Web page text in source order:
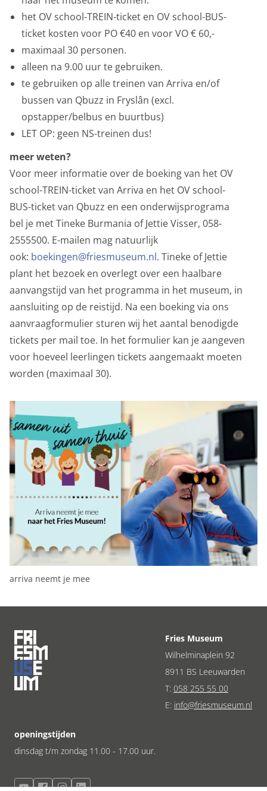
het OV school-TREIN-ticket en OV school-BUS-
ticket kosten voor PO €40 en voor VO € 60,-
maximaal 30 personen.
alleen na 9.00 uur te gebruiken.
te gebruiken op alle treinen van Arriva en/of
bussen van Qbuzz in Fryslân (excl.
opstapper/belbus en buurtbus)
LET OP: geen NS-treinen dus!
meer weten?
Voor meer informatie over de boeking van het OV
school-TREIN-ticket van Arriva en het OV school-
BUS-ticket van Qbuzz en een onderwijsprograma
bel je met Tineke Burmania of Jettie Visser, 058-
2555500. E-mailen mag natuurlijk
ook: boekingen@friesmuseum.nl. Tineke of Jettie
plant het bezoek en overlegt over een haalbare
aanvangstijd van het programma in het museum, in
aansluiting op de reistijd. Na een boeking via ons
aanvraagformulier sturen wij het aantal benodigde
tickets per mail toe. In het formulier kan je aangeven
voor hoeveel leerlingen tickets aangemaakt moeten
worden (maximaal 30).
arriva neemt je mee
Fries Museum
Wilhelminaplein 92
8911 BS Leeuwarden
T: 058 255 55 00
E: info@friesmuseum.nl
openingstijden
dinsdag t/m zondag 11.00 - 17.00 uur.
Marketing cookies
We gebruiken marketingcookies om je aanbiedingen te
sturen waar je ook écht op zit te wachten. Die
aanbiedingen baseren we op wat je op de website
bekijkt of op jouw persoonlijke interesses. We maken
ook gebruik van cookies van YouTube, Facebook en
Instagram, zodat je filmpjes en informatie kunt delen
met je vrienden via social media. Maakt opslag mogelijk,
zoals cookies (web) of apparaatidentificatoren (apps),
gerelateerd aan reclame.
Marketing cookies
Personalisatie cookies
We gebruiken marketingcookies voor personalisatie,
waarmee we jou de meest relevante advertenties
kunnen tonen. Die aanbiedingen baseren we op wat je
op de website bekijkt of op jouw persoonlijke interesses.
We maken ook gebruik van cookies van YouTube,
Facebook en Instagram, zodat je filmpjes en informatie
kunt delen met je vrienden via social media. Stelt
toestemming in voor gepersonaliseerde advertenties.
Personalisatie cookies
Gedeelde klantinformatie
We delen jouw klantgegevens met derde partijen, om
beter inzicht te krijgen in het functioneren van de
website en onze marketingkanalen. Stelt toestemming
in voor het verzenden van gebruikersgegevens naar
Google voor online advertentiedoeleinden.
Gedeelde klantinformatie
Opslaan Alles accepteren